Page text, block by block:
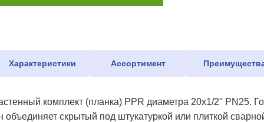
Характеристики Ассортимент
комплект (планка) PPR диаметра 20х1/2" PN25.
объединяет скрытый под штукатуркой или плиткой